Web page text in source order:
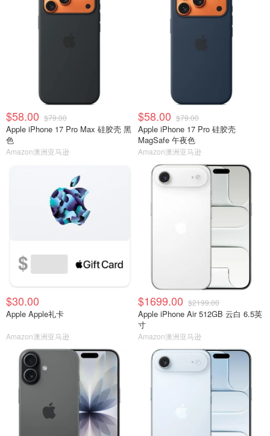
$58.00 $79.00
Apple iPhone 17 Pro Max 硅胶壳 黑
色
Amazon澳洲亚马逊
$58.00 $79.00
Apple iPhone 17 Pro 硅胶壳
MagSafe 午夜色
Amazon澳洲亚马逊
$30.00
Apple Apple礼卡
Amazon澳洲亚马逊
$1699.00 $2199.00
Apple iPhone Air 512GB 云白 6.5英
寸
Amazon澳洲亚马逊